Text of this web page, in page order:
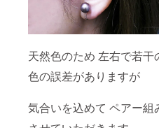
天然色のため 左右で若干
色の誤差がありますが
気合いを込めて ペアー組